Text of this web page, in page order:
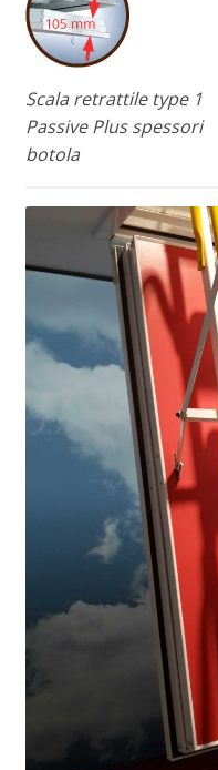
Scala retrattile type 1
Passive Plus spessori
botola